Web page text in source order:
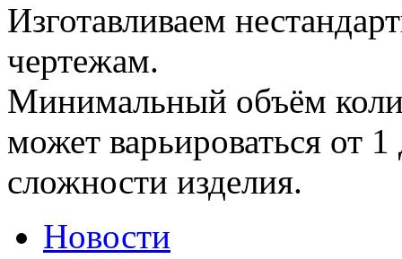
Изготавливаем
чертежам.
Минимальный объём
может варьироваться от
сложности изделия.
Новости